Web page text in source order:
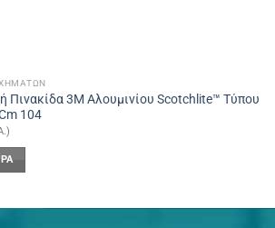
Πινακίδα 3M Αλουμινίου Scotchlite™ Τύπου
104